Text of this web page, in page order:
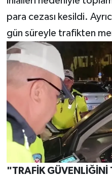
para cezası kesildi.
gün süreyle trafikten
"TRAFİK GÜVENLİĞİNİ